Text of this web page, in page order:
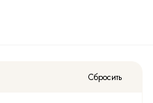
Сбросить